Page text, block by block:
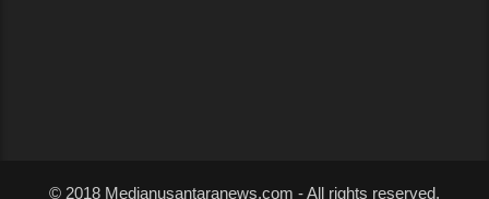
© 2018 Medianusantaranews.com - All rights reserved.